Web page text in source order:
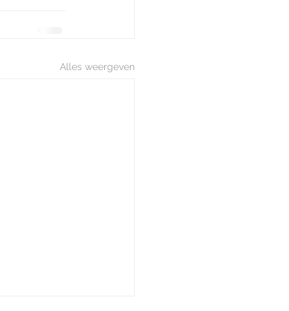
Alles weergeven